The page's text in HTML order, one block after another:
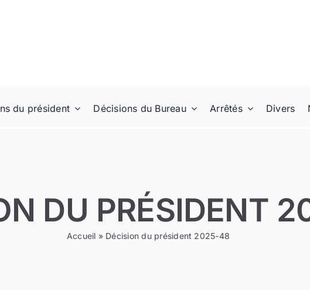
du président Décisions du Bureau Arrêtés Divers
DU PRÉSIDENT
Accueil » Décision du président 2025-48